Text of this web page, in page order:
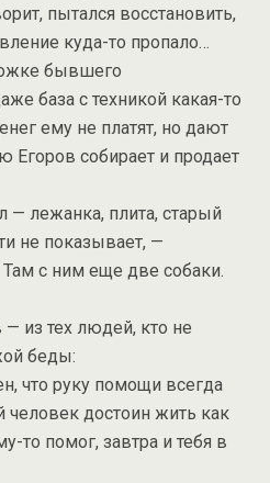
пытался восстановить,
куда-то пропало…
бывшего
база с техникой какая-то
ему не платят, но дают
Егоров собирает и продает
лежанка, плита, старый
не показывает, —
с ним еще две собаки.
из тех людей, кто не
беды:
что руку помощи всегда
человек достоин жить как
то помог, завтра и тебя в